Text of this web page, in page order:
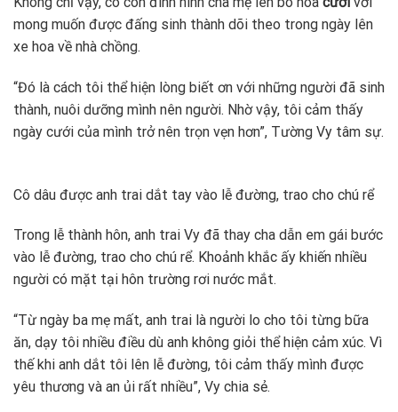
mong muốn được đấng sinh thành dõi theo trong ngày lên
xe hoa về nhà chồng.
“Đó là cách tôi thể hiện lòng biết ơn với những người đã sinh
thành, nuôi dưỡng mình nên người. Nhờ vậy, tôi cảm thấy
ngày cưới của mình trở nên trọn vẹn hơn”, Tường Vy tâm sự.
Cô dâu được anh trai dắt tay vào lễ đường, trao cho chú rể
Trong lễ thành hôn, anh trai Vy đã thay cha dẫn em gái bước
vào lễ đường, trao cho chú rể. Khoảnh khắc ấy khiến nhiều
người có mặt tại hôn trường rơi nước mắt.
“Từ ngày ba mẹ mất, anh trai là người lo cho tôi từng bữa
ăn, dạy tôi nhiều điều dù anh không giỏi thể hiện cảm xúc. Vì
thế khi anh dắt tôi lên lễ đường, tôi cảm thấy mình được
yêu thương và an ủi rất nhiều”, Vy chia sẻ.